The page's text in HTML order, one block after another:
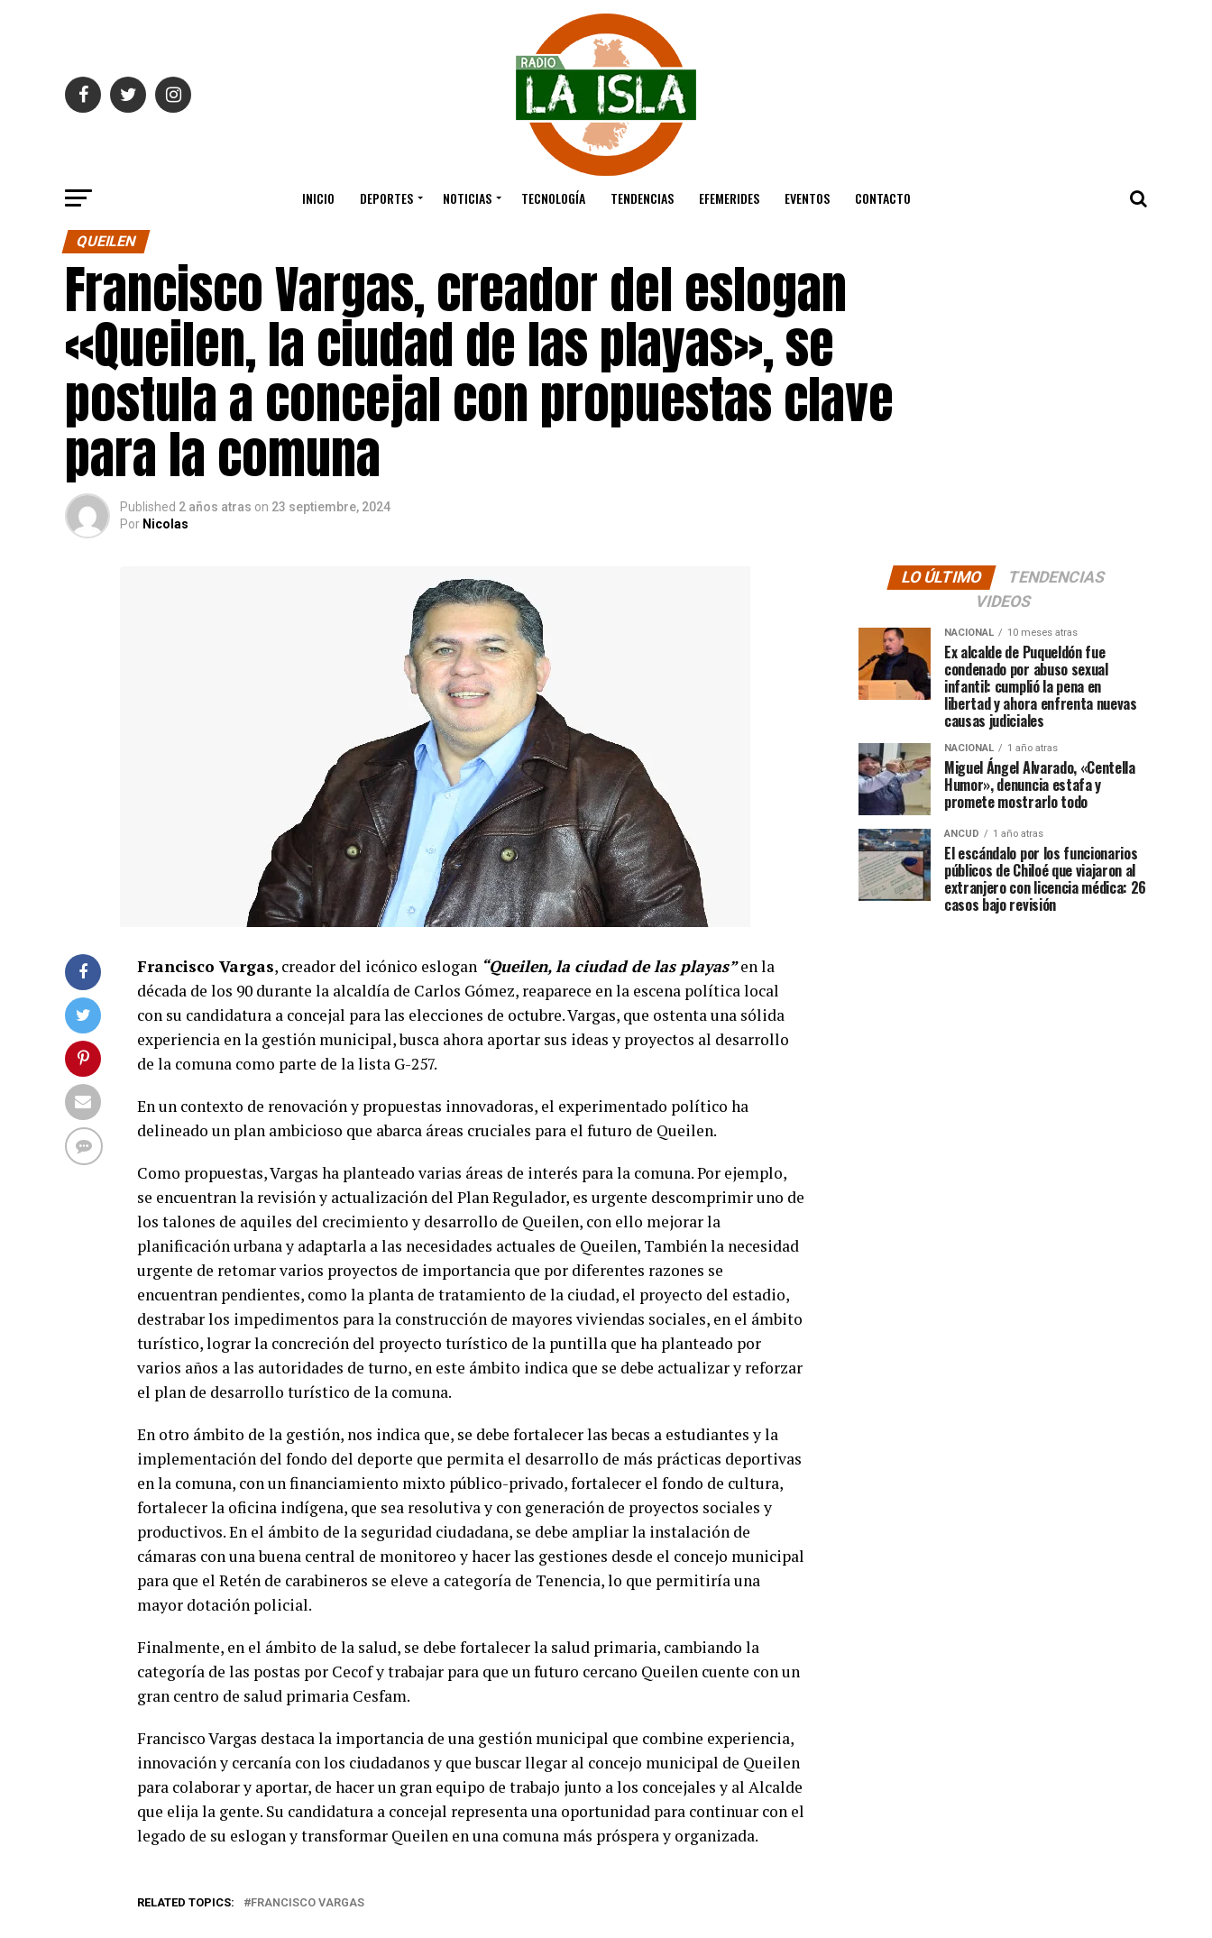
INICIO DEPORTES NOTICIAS TECNOLOGÍA TENDENCIAS EFEMERIDES EVENTOS CONTACTO
QUEILEN
Francisco Vargas, creador del eslogan
«Queilen, la ciudad de las playas», se
postula a concejal con propuestas clave
para la comuna
Published 2 años atras on 23 septiembre, 2024
Por Nicolas
Francisco Vargas, creador del icónico eslogan “Queilen, la ciudad de las playas”en la
década de los 90 durante la alcaldía de Carlos Gómez, reaparece en la escena política local
con su candidatura a concejal para las elecciones de octubre. Vargas, que ostenta una sólida
experiencia en la gestión municipal, busca ahora aportar sus ideas y proyectos al desarrollo
de la comuna como parte de la lista G-257.
En un contexto de renovación y propuestas innovadoras, el experimentado político ha
delineado un plan ambicioso que abarca áreas cruciales para el futuro de Queilen.
Como propuestas, Vargas ha planteado varias áreas de interés para la comuna. Por ejemplo,
se encuentran la revisión y actualización del Plan Regulador, es urgente descomprimir uno de
los talones de aquiles del crecimiento y desarrollo de Queilen, con ello mejorar la
planificación urbana y adaptarla a las necesidades actuales de Queilen, También la necesidad
urgente de retomar varios proyectos de importancia que por diferentes razones se
encuentran pendientes, como la planta de tratamiento de la ciudad, el proyecto del estadio,
destrabar los impedimentos para la construcción de mayores viviendas sociales, en el ámbito
turístico, lograr la concreción del proyecto turístico de la puntilla que ha planteado por
varios años a las autoridades de turno, en este ámbito indica que se debe actualizar y reforzar
el plan de desarrollo turístico de la comuna.
En otro ámbito de la gestión, nos indica que, se debe fortalecer las becas a estudiantes y la
implementación del fondo del deporte que permita el desarrollo de más prácticas deportivas
en la comuna, con un financiamiento mixto público-privado, fortalecer el fondo de cultura,
fortalecer la oficina indígena, que sea resolutiva y con generación de proyectos sociales y
productivos. En el ámbito de la seguridad ciudadana, se debe ampliar la instalación de
cámaras con una buena central de monitoreo y hacer las gestiones desde el concejo municipal
para que el Retén de carabineros se eleve a categoría de Tenencia, lo que permitiría una
mayor dotación policial.
Finalmente, en el ámbito de la salud, se debe fortalecer la salud primaria, cambiando la
categoría de las postas por Cecof y trabajar para que un futuro cercano Queilen cuente con un
gran centro de salud primaria Cesfam.
Francisco Vargas destaca la importancia de una gestión municipal que combine experiencia,
innovación y cercanía con los ciudadanos y que buscar llegar al concejo municipal de Queilen
para colaborar y aportar, de hacer un gran equipo de trabajo junto a los concejales y al Alcalde
que elija la gente. Su candidatura a concejal representa una oportunidad para continuar con el
legado de su eslogan y transformar Queilen en una comuna más próspera y organizada.
RELATED TOPICS: FRANCISCO VARGAS
LO ÚLTIMO
TENDENCIAS
VIDEOS
NACIONAL 10 meses atras
Ex alcalde de Puqueldón fue
condenado por abuso sexual
infantil: cumplió la pena en
libertad y ahora enfrenta nuevas
causas judiciales
NACIONAL 1 año atras
Miguel Ángel Alvarado, «Centella
Humor», denuncia estafa y
promete mostrarlo todo
ANCUD 1 año atras
El escándalo por los funcionarios
públicos de Chiloé que viajaron al
extranjero con licencia médica: 26
casos bajo revisión